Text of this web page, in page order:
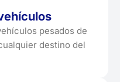
pesados de
destino del